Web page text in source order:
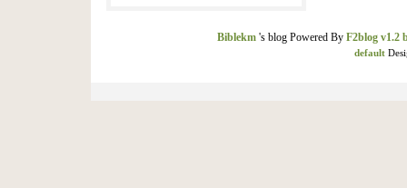
Biblekm 's blog Powered By F2blog v1.2
default